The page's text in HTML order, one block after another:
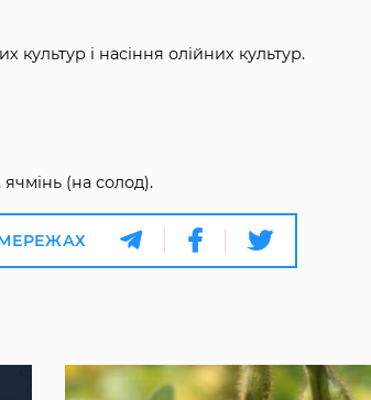
і насіння олійних культур.
(на солод).